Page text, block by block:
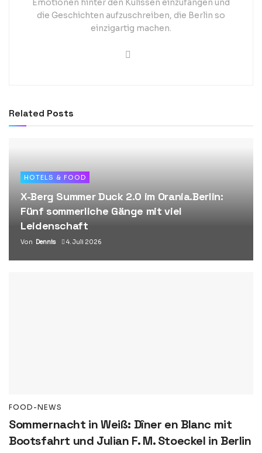
die Geschichten aufzuschreiben, die Berlin so
einzigartig machen.
Related Posts
HOTELS & FOOD
X-Berg Summer Duck 2.0 im Orania.Berlin:
Fünf sommerliche Gänge mit viel
Leidenschaft
Von Dennis 4. Juli 2026
FOOD-NEWS
Sommernacht in Weiß: Dîner en Blanc mit
Bootsfahrt und Julian F. M. Stoeckel in Berlin